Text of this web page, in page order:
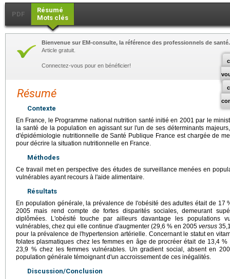
PDF
Résumé
Mots clés
Bienvenue sur EM-consulte, la référence des professionnels de santé.
Article gratuit.
Connectez-vous pour en bénéficier!
Résumé
Contexte
En France, le Programme national nutrition santé initié en 2001 par le
la santé de la population en agissant sur l'un de ses déterminants
d'épidémiologie nutritionnelle de Santé Publique France est chargée de
pour décrire la situation nutritionnelle en France.
Méthodes
Ce travail met en perspective des études de surveillance menées en
vulnérables ayant recours à l'aide alimentaire.
Résultats
En population générale, la prévalence de l'obésité des adultes était de 17
2005 mais rend compte de fortes disparités sociales, demeurant
diplômées. L'obésité touche par ailleurs davantage les populations
vulnérables, chez qui elle continue d'augmenter (29,6 % en 2005 versus
pour la prévalence de l'hypertension artérielle. Concernant le statut en
folates plasmatiques chez les femmes en âge de procréer était de 13,4
23,9 % chez les femmes vulnérables. Un gradient social, absent en
population générale témoignant d'un accroissement de ces inégalités.
Discussion/Conclusion